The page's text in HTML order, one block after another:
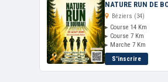
NATURE RUN DE
Béziers (34)
▸ Course 14 Km
▸ Course 7 Km
▸ Marche 7 Km
S'inscrire